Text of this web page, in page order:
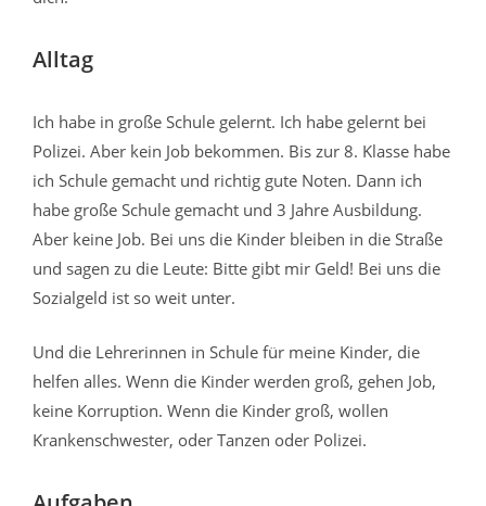
Alltag
Ich habe in große Schule gelernt. Ich habe gelernt bei
Polizei. Aber kein Job bekommen. Bis zur 8. Klasse habe
ich Schule gemacht und richtig gute Noten. Dann ich
habe große Schule gemacht und 3 Jahre Ausbildung.
Aber keine Job. Bei uns die Kinder bleiben in die Straße
und sagen zu die Leute: Bitte gibt mir Geld! Bei uns die
Sozialgeld ist so weit unter.
Und die Lehrerinnen in Schule für meine Kinder, die
helfen alles. Wenn die Kinder werden groß, gehen Job,
keine Korruption. Wenn die Kinder groß, wollen
Krankenschwester, oder Tanzen oder Polizei.